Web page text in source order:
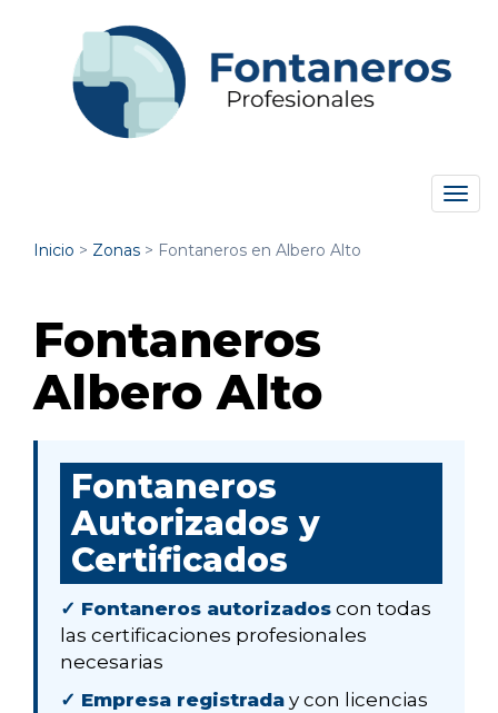
Inicio > Zonas > Fontaneros en Albero Alto
Fontaneros
Albero Alto
Fontaneros
Autorizados y
Certificados
✓ Fontaneros autorizados con todas
las certificaciones profesionales
necesarias
✓ Empresa registrada y con licencias